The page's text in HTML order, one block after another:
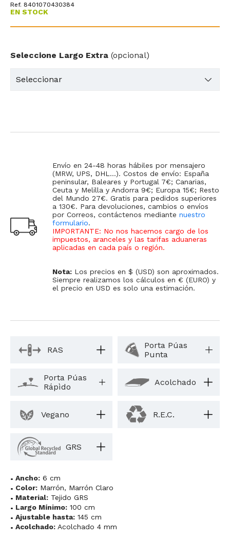
Ref. 8401070430384
EN STOCK
Seleccione Largo Extra (opcional)
Envío en 24-48 horas hábiles por mensajero
(MRW, UPS, DHL...). Costos de envío: España
peninsular, Baleares y Portugal 7€; Canarias,
Ceuta y Melilla y Andorra 9€; Europa 15€; Resto
del Mundo 27€. Gratis para pedidos superiores
a 130€. Para devoluciones, cambios o envíos
por Correos, contáctenos mediante nuestro
formulario.
IMPORTANTE: No nos hacemos cargo de los
impuestos, aranceles y las tarifas aduaneras
aplicadas en cada país o región.
Nota: Los precios en $ (USD) son aproximados.
Siempre realizamos los cálculos en € (EURO) y
el precio en USD es solo una estimación.
RAS
Porta Púas
Punta
Porta Púas
Rápìdo
Acolchado
Vegano R.E.C.
GRS
Ancho: 6 cm
Color: Marrón, Marrón Claro
Material: Tejido GRS
Largo Mínimo: 100 cm
Ajustable hasta: 145 cm
Acolchado: Acolchado 4 mm